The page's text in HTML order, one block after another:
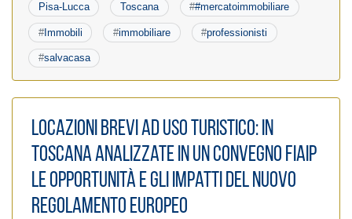
Pisa-Lucca Toscana ##mercatoimmobiliare
#Immobili #immobiliare #professionisti
#salvacasa
Locazioni brevi ad uso turistico: in
Toscana analizzate in un Convegno Fiaip
le opportunità e gli impatti del nuovo
regolamento europeo